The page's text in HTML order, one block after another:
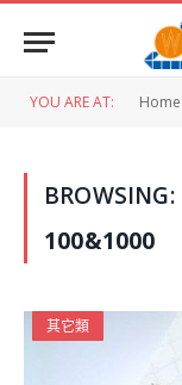
YOU ARE AT: Home
BROWSING:
100&1000
其它類